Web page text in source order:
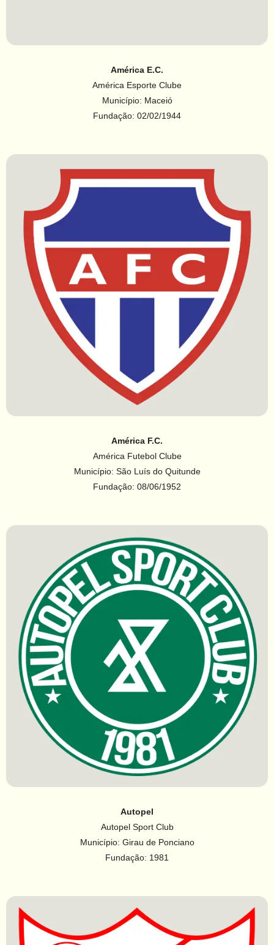
América E.C.
América Esporte Clube
Município: Maceió
Fundação: 02/02/1944
América F.C.
América Futebol Clube
Município: São Luís do Quitunde
Fundação: 08/06/1952
Autopel
Autopel Sport Club
Município: Girau de Ponciano
Fundação: 1981